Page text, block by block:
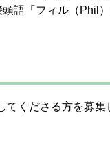
語「フィル（Phil
くださる方を募集